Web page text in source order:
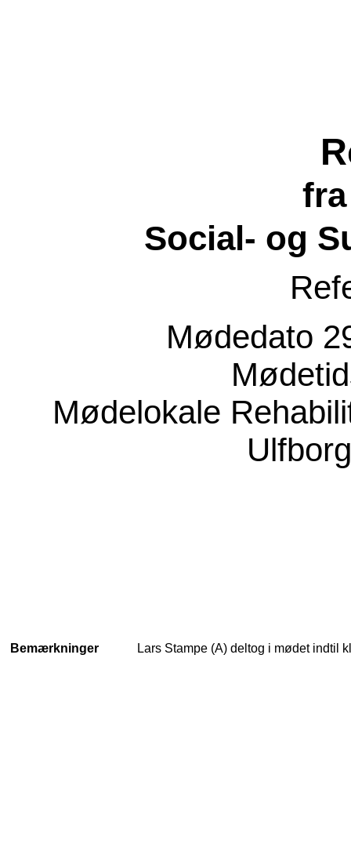
Social- og
Mødedato
Mødelokale
Bemærkninger Lars Stampe (A) deltog i mødet indtil